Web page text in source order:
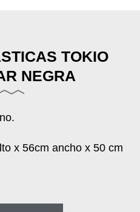
TOKIO
NEGRA
x 56cm ancho x 50 cm